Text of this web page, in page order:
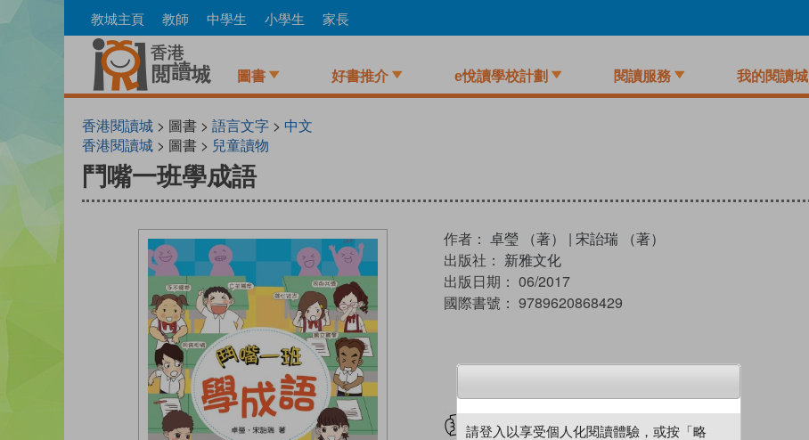
to
教城主頁 教師 中學生 小學生 家長
圖書 好書推介 e悅讀學校計劃 閱讀服務 我的閱讀城
香港閱讀城 > 圖書 > 語言文字 > 中文
香港閱讀城 > 圖書 > 兒童讀物
鬥嘴一班學成語
作者： 卓瑩 （著） | 宋詒瑞 （著）
出版社： 新雅文化
出版日期： 06/2017
國際書號： 9789620868429
試閲 加入閱讀紀錄
請登入以享受個人化閱讀體驗，或按「略